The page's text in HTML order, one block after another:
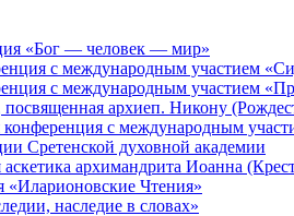
«Бог — человек — мир»
с международным участием
с международным участием
посвященная архиеп. Никону
конференция с международным
Сретенской духовной академии
архимандрита Иоанна
«Иларионовские Чтения»
наследие в словах»